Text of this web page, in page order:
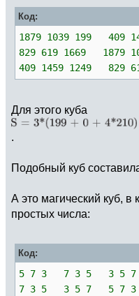
Код:
1879 1039 199 409
829 619 1669 1879
409 1459 1249 829
Для этого куба
.
Подобный куб
А это магический куб, в
простых числа:
Код:
5 7 3 7 3 5 3 5 7
7 3 5 3 5 7 5 7 3